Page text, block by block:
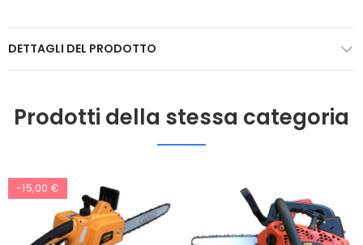
DETTAGLI DEL PRODOTTO
Prodotti della stessa categoria
-15,00 €